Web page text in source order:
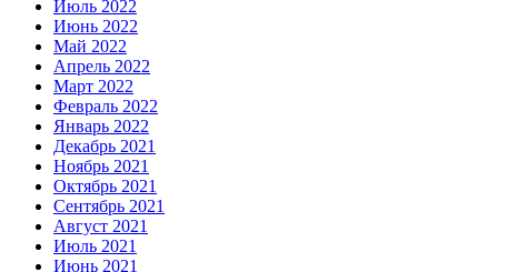
Июль 2022
Июнь 2022
Май 2022
Апрель 2022
Март 2022
Февраль 2022
Январь 2022
Декабрь 2021
Ноябрь 2021
Октябрь 2021
Сентябрь 2021
Август 2021
Июль 2021
Июнь 2021